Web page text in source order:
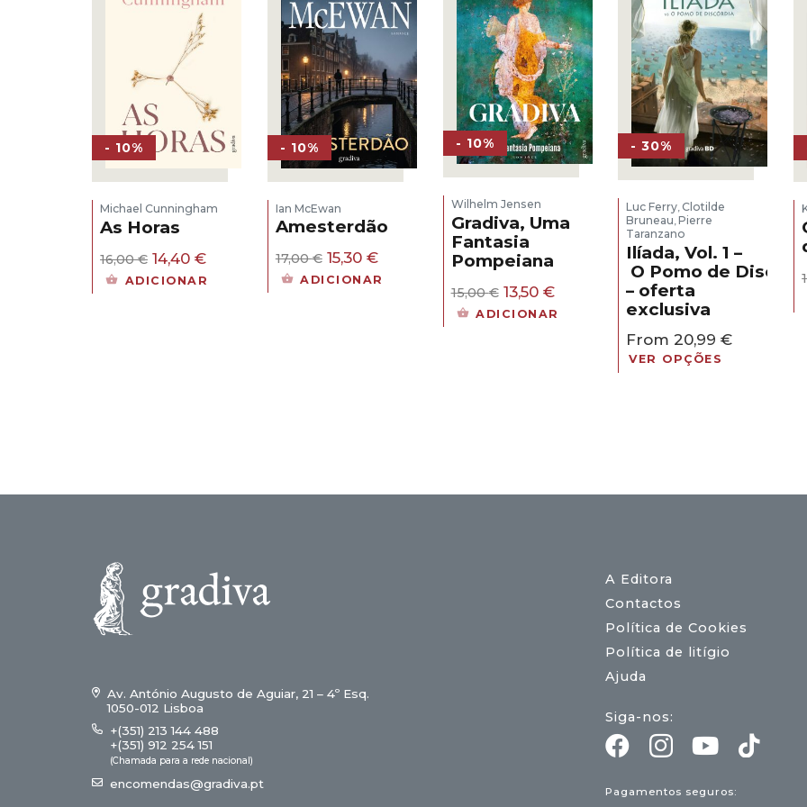
- 10%
Michael Cunningham
As Horas
16,00€ O
preço
14,40 €O
preço
ADICIONAR
- 10%
Ian McEwan
Amesterdão
17,00€ O
preço
15,30 €O
preço
ADICIONAR
- 10%
Wilhelm Jensen
Gradiva, Uma
Fantasia
Pompeiana
15,00€ O
preço
13,50 €O
preço
ADICIONAR
- 30%
Luc Ferry,Clotilde
Bruneau,Pierre
Taranzano
Ilíada, Vol. 1 –
O Pomo de
– oferta
exclusiva
From20,99€
VER OPÇÕES
Av. António Augusto de Aguiar, 21 – 4º Esq.
1050-012 Lisboa
+(351) 213 144 488
+(351) 912 254 151
(Chamada para a rede nacional)
encomendas@gradiva.pt
A Editora
Contactos
Política de Cookies
Política de litígio
Ajuda
Siga-nos:
Pagamentos seguros: